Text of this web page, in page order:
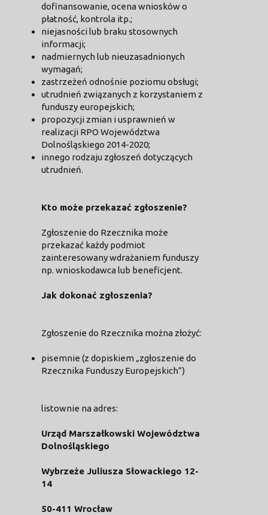
dofinansowanie, ocena wniosków o
płatność, kontrola itp.;
niejasności lub braku stosownych
informacji;
nadmiernych lub nieuzasadnionych
wymagań;
zastrzeżeń odnośnie poziomu obsługi;
utrudnień związanych z korzystaniem z
funduszy europejskich;
propozycji zmian i usprawnień w
realizacji RPO Województwa
Dolnośląskiego 2014-2020;
innego rodzaju zgłoszeń dotyczących
utrudnień.
Kto może przekazać zgłoszenie?
Zgłoszenie do Rzecznika może
przekazać każdy podmiot
zainteresowany wdrażaniem funduszy
np. wnioskodawca lub beneficjent.
Jak dokonać zgłoszenia?
Zgłoszenie do Rzecznika można złożyć:
pisemnie (z dopiskiem „zgłoszenie do
Rzecznika Funduszy Europejskich”)
listownie na adres:
Urząd Marszałkowski Województwa
Dolnośląskiego
Wybrzeże Juliusza Słowackiego 12-
14
50-411 Wrocław